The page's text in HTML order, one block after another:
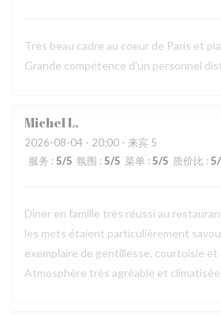
Très beau cadre au coeur de Paris et
Grande compétence d'un personnel
MichelL
2026-08-04 - 20:00 - 来宾 5
服务 : 5/5 氛围 : 5/5 菜单 : 5/5 质价比 : 5
Dîner en famille très réussi au
les mets étaient particulièrement
exemplaire de gentillesse, courtoisie et
Atmosphère très agréable et climatisée